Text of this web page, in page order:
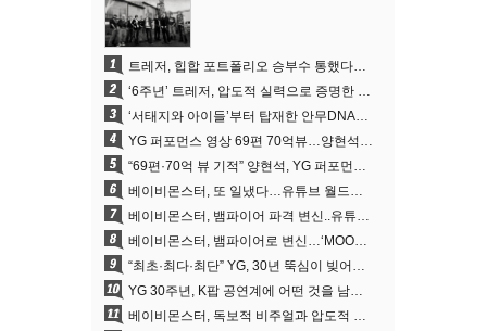
1 트레저, 힙합 포트폴리오 승부수 통했다…데뷔 6주년 새 도약
2 ‘6주년’ 트레저, 압도적 실력으로 증명한 ‘YG의 보물’ 진가
3 ‘서태지와 아이들’부터 탑재한 안무DNA…양현석, YG 퍼포먼스 비디오 70억 뷰 신화의 시작
4 YG 퍼포먼스 영상 69편 70억뷰…양현석 제작 철학 통했다
5 “69편·70억 뷰 기적” 양현석, YG 퍼포먼스 비디오 100% 직접 만든 이유
6 베이비몬스터, 또 일냈다…유튜브 월드와이드 1위
7 베이비몬스터, 뱀파이어 파격 변신..유튜브 트렌딩 1위 직행
8 베이비몬스터, 뱀파이어로 변신…‘MOON’으로 찍은 3개월 프로젝트
9 “최초·최다·최단” YG, 30년 뚝심이 빚어낸 K팝 투어의 새 지평
10 YG 30주년, K팝 공연계에 어떤 것을 남겼나
11 베이비몬스터, 독보적 비주얼과 압도적 소화력..’MOON’